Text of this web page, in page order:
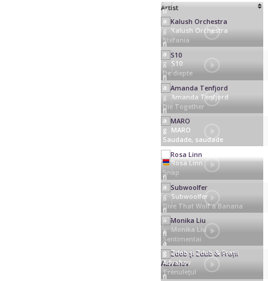
Artist
Kalush Orchestra
Stefania
S10
De diepte
Amanda Tenfjord
Die Together
MARO
Saudade, saudade
Rosa Linn
Snap
Subwoolfer
Give That Wolf a Banana
Monika Liu
Sentimentai
Zdob şi Zdub & Frații
Advahov
Trenuleţul